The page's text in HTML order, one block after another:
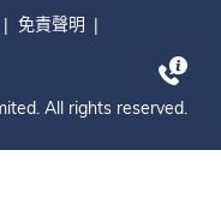
免責聲明
All rights reserved.